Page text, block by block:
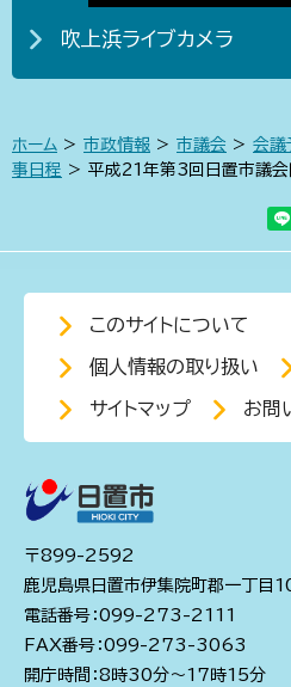
吹上浜ライブカメラ
ホーム > 市政情報 > 市議会 > 会議
事日程 > 平成21年第3回日置市議会
このサイトについて
個人情報の取り扱い
サイトマップ お問
〒899-2592
鹿児島県日置市伊集院町郡一丁目
電話番号：099-273-2111
FAX番号：099-273-3063
開庁時間：8時30分～17時15分